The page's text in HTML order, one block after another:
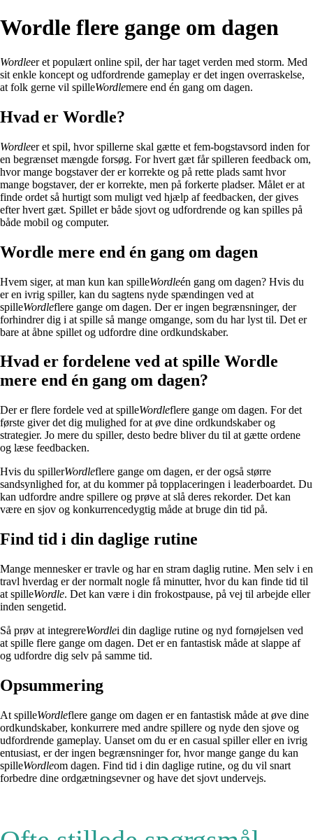
Wordle flere gange om dagen
Wordleer et populært online spil, der har taget verden med storm. Med
sit enkle koncept og udfordrende gameplay er det ingen overraskelse,
at folk gerne vil spilleWordlemere end én gang om dagen.
Hvad er Wordle?
Wordleer et spil, hvor spillerne skal gætte et fem-bogstavsord inden for
en begrænset mængde forsøg. For hvert gæt får spilleren feedback om,
hvor mange bogstaver der er korrekte og på rette plads samt hvor
mange bogstaver, der er korrekte, men på forkerte pladser. Målet er at
finde ordet så hurtigt som muligt ved hjælp af feedbacken, der gives
efter hvert gæt. Spillet er både sjovt og udfordrende og kan spilles på
både mobil og computer.
Wordle mere end én gang om dagen
Hvem siger, at man kun kan spilleWordleén gang om dagen? Hvis du
er en ivrig spiller, kan du sagtens nyde spændingen ved at
spilleWordleflere gange om dagen. Der er ingen begrænsninger, der
forhindrer dig i at spille så mange omgange, som du har lyst til. Det er
bare at åbne spillet og udfordre dine ordkundskaber.
Hvad er fordelene ved at spille Wordle
mere end én gang om dagen?
Der er flere fordele ved at spilleWordleflere gange om dagen. For det
første giver det dig mulighed for at øve dine ordkundskaber og
strategier. Jo mere du spiller, desto bedre bliver du til at gætte ordene
og læse feedbacken.
Hvis du spillerWordleflere gange om dagen, er der også større
sandsynlighed for, at du kommer på topplaceringen i leaderboardet. Du
kan udfordre andre spillere og prøve at slå deres rekorder. Det kan
være en sjov og konkurrencedygtig måde at bruge din tid på.
Find tid i din daglige rutine
Mange mennesker er travle og har en stram daglig rutine. Men selv i en
travl hverdag er der normalt nogle få minutter, hvor du kan finde tid til
at spilleWordle. Det kan være i din frokostpause, på vej til arbejde eller
inden sengetid.
Så prøv at integrereWordlei din daglige rutine og nyd fornøjelsen ved
at spille flere gange om dagen. Det er en fantastisk måde at slappe af
og udfordre dig selv på samme tid.
Opsummering
At spilleWordleflere gange om dagen er en fantastisk måde at øve dine
ordkundskaber, konkurrere med andre spillere og nyde den sjove og
udfordrende gameplay. Uanset om du er en casual spiller eller en ivrig
entusiast, er der ingen begrænsninger for, hvor mange gange du kan
spilleWordleom dagen. Find tid i din daglige rutine, og du vil snart
forbedre dine ordgætningsevner og have det sjovt undervejs.